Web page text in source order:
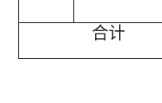
合计